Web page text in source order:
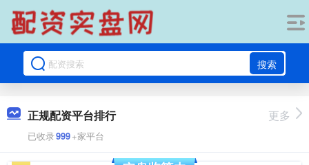
搜索
正规配资平台排行
已收录999+家平台
更多